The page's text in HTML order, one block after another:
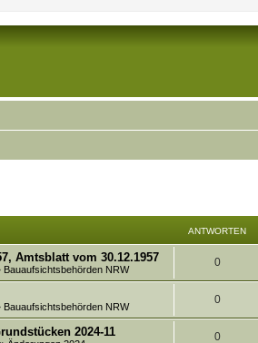
ANTWORTEN
Amtsblatt vom 30.12.1957
Bauaufsichtsbehörden NRW
0A
n
w
Bauaufsichtsbehörden NRW
0A
n
2024-11 0A